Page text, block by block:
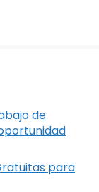
de
para